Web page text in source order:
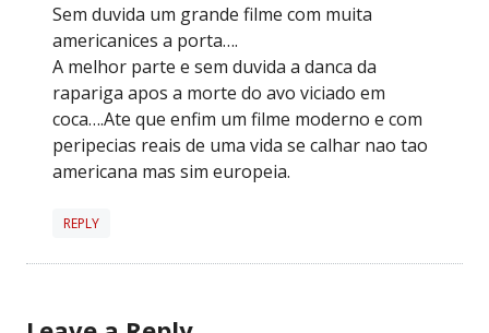
Sem duvida um grande filme com muita
americanices a porta….
A melhor parte e sem duvida a danca da
rapariga apos a morte do avo viciado em
coca….Ate que enfim um filme moderno e com
peripecias reais de uma vida se calhar nao tao
americana mas sim europeia.
REPLY